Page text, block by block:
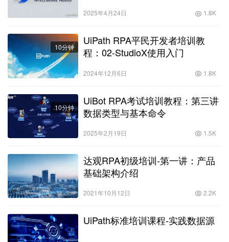
2025年4月24日 1.8K
10分钟
UiPath RPA平民开发者培训教
程：02-StudioX使用入门
2024年12月6日 1.8K
10分钟
UiBot RPA考试培训教程：第三讲
数据类型与基本命令
2025年2月19日 1.5K
达观RPA初级培训-第一讲：产品
基础架构介绍
2021年10月12日 2.2K
UiPath标准培训课程-实践数据源